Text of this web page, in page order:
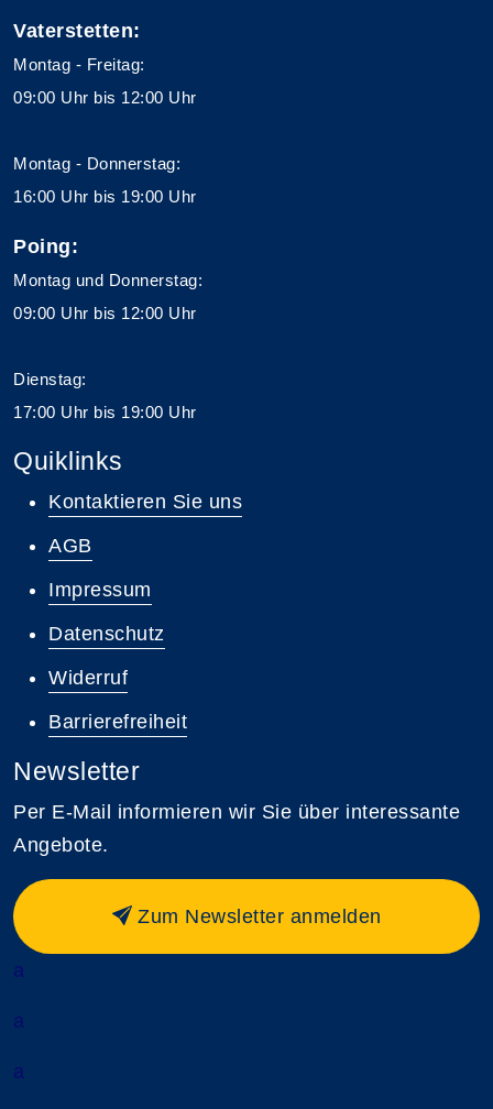
Vaterstetten:
Montag - Freitag:
09:00 Uhr bis 12:00 Uhr
Montag - Donnerstag:
16:00 Uhr bis 19:00 Uhr
Poing:
Montag und Donnerstag:
09:00 Uhr bis 12:00 Uhr
Dienstag:
17:00 Uhr bis 19:00 Uhr
Quiklinks
Kontaktieren Sie uns
AGB
Impressum
Datenschutz
Widerruf
Barrierefreiheit
Newsletter
Per E-Mail informieren wir Sie über interessante
Angebote.
Zum Newsletter anmelden
a
a
a